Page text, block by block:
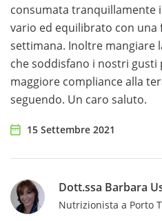
consumata tranquillamente
vario ed equilibrato con una
settimana. Inoltre mangiare
che soddisfano i nostri
maggiore compliance alla
seguendo. Un caro saluto.
15 Settembre 2021
Dott.ssa Barbara
Nutrizionista a Porto